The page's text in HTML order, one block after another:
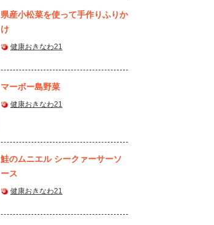
県産⼩松菜を使って⼿作りふりか
け
健康おきなわ21
マーボー島野菜
健康おきなわ21
鮭のムニエル シークァーサーソ
ース
健康おきなわ21